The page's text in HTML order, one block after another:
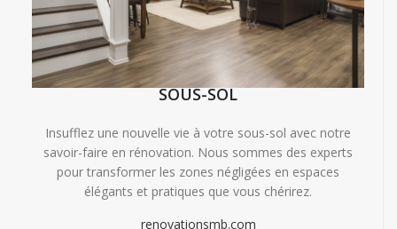
SOUS-SOL
Insufflez une nouvelle vie à votre sous-sol avec notre
savoir-faire en rénovation. Nous sommes des experts
pour transformer les zones négligées en espaces
élégants et pratiques que vous chérirez.
renovationsmb.com